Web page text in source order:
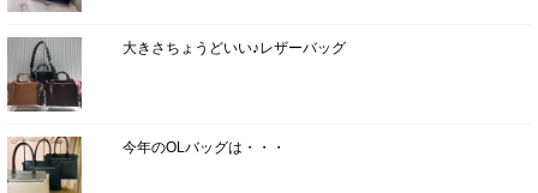
大きさちょうどいい♪レザーバッグ
今年のOLバッグは・・・